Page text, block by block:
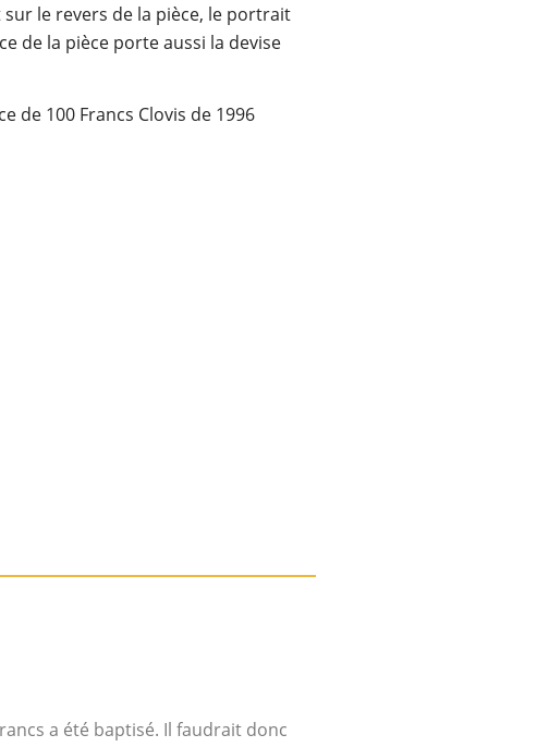
le revers de la pièce, le portrait
de la pièce porte aussi la devise
de 100 Francs Clovis de 1996
a été baptisé. Il faudrait donc